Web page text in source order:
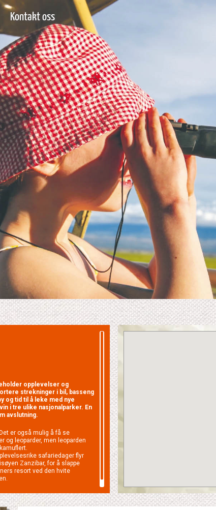
Kontakt oss
opplevelser og
strekninger i bil, basseng
og tid til å leke med nye
i tre ulike nasjonalparker. En
avslutning.
er også mulig å få se
og leoparder, men leoparden
safariedager flyr
Zanzibar, for å slappe
resort ved den hvite